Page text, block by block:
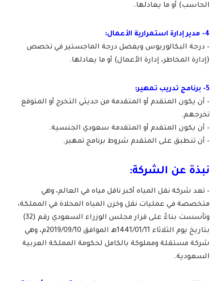
الحاسب) أو ما يعادلها.
4- مدير إدارة استمرارية الأعمال:
– درجة البكالوريوس ويفضل درجة الماجستير في تخصص
(إدارة المخاطر، إدارة الأعمال) أو ما يعادلها.
5- برنامج تدريب تمهير:
– أن يكون المتقدم أو المتقدمة من حديثي التخرج أو المتوقع
تخرجهم.
– أن يكون المتقدم أو المتقدمة سعودي الجنسية.
– أن تنطبق على المتقدم شروط برنامج تمهير.
نبذة عن الشركة:
– تعد شركة نقل المياه أكبر ناقل مياه في العالم، وهي
متخصصة في عمليات نقل وخزن المياه المحلاة في المملكة،
وتأسست بناءً على قرار مجلس الوزراء السعودي رقم (32)
بتاريخ يوم الثلاثاء 1441/01/11هـ الموافق 2019/09/10م، وهي
شركة مستقلة ومملوكة بالكامل لحكومة المملكة العربية
السعودية.